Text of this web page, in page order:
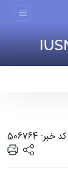
کد خبر: 506764